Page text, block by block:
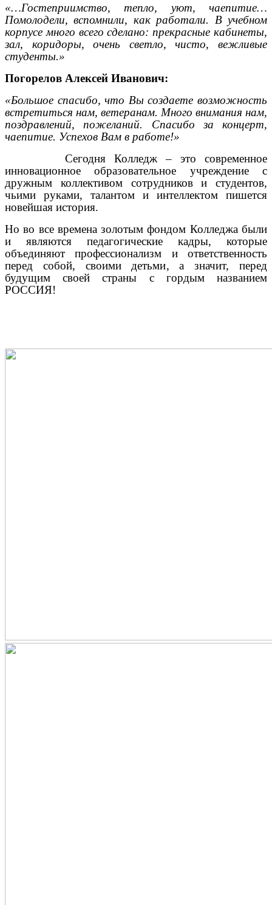
«…Гостеприимство, тепло, уют, чаепитие…
Помолодели, вспомнили, как работали. В учебном
корпусе много всего сделано: прекрасные кабинеты,
зал, коридоры, очень светло, чисто, вежливые
студенты.»
Погорелов Алексей Иванович:
«Большое спасибо, что Вы создаете возможность
встретиться нам, ветеранам. Много внимания нам,
поздравлений, пожеланий. Спасибо за концерт,
чаепитие. Успехов Вам в работе!»
Сегодня Колледж – это современное
инновационное образовательное учреждение с
дружным коллективом сотрудников и студентов,
чьими руками, талантом и интеллектом пишется
новейшая история.
Но во все времена золотым фондом Колледжа были
и являются педагогические кадры, которые
объединяют профессионализм и ответственность
перед собой, своими детьми, а значит, перед
будущим своей страны с гордым названием
РОССИЯ!